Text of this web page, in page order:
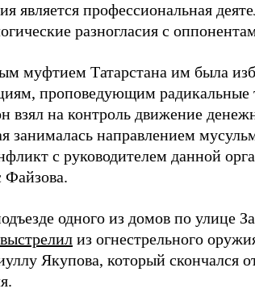
является профессиональная
разногласия с
муфтием Татарстана им была
проповедующим радикальные
взял на контроль движение
занималась направлением
с руководителем данной
Файзова.
одного из домов по улице
из огнестрельного
Якупова, который скончался